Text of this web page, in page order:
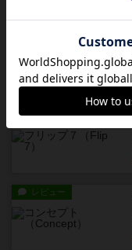
レビュー
レビュー
レビュー